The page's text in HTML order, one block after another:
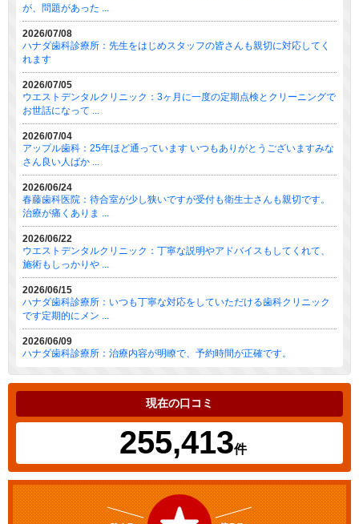
が、問題があった ...
2026/07/08
ハナダ歯科診療所：先生をはじめスタッフの皆さんも親切に対応してく
れます
2026/07/05
ウエストデンタルクリニック：3ヶ月に一度の定期点検とクリーニングで
お世話になって ...
2026/07/04
アップル歯科：25年ほど通っています いつもありがとうございますみな
さん良い人ばか ...
2026/06/24
春藤歯科医院：待合室が少し狭いですが受付も衛生士さんも親切です。
治療が痛くありま ...
2026/06/22
ウエストデンタルクリニック：丁寧な説明やアドバイスもしてくれて、
施術もしっかりや ...
2026/06/15
ハナダ歯科診療所：いつも丁寧な対応をしていただける歯科クリニック
です定期的にメン ...
2026/06/09
ハナダ歯科診療所：治療内容が明瞭で、予約時間が正確です。
現在の口コミ
255,413件